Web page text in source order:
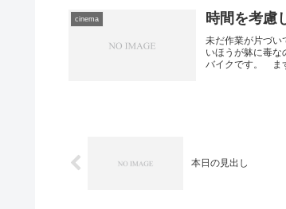
cinema 時間を考慮
未だ作業が片づい
いほうが躰に毒な
バイクです。 ま
本日の見出し